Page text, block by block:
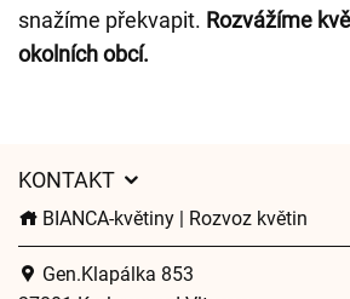
snažíme překvapit. Rozvážíme
okolních obcí.
KONTAKT
BIANCA-květiny | Rozvoz květin
Gen.Klapálka 853